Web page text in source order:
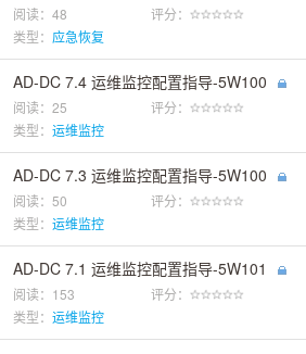
阅读：48 评分：
类型： 应急恢复
AD-DC 7.4 运维监控配置指导-5W100
阅读：25 评分：
类型： 运维监控
AD-DC 7.3 运维监控配置指导-5W100
阅读：50 评分：
类型： 运维监控
AD-DC 7.1 运维监控配置指导-5W101
阅读：153 评分：
类型： 运维监控